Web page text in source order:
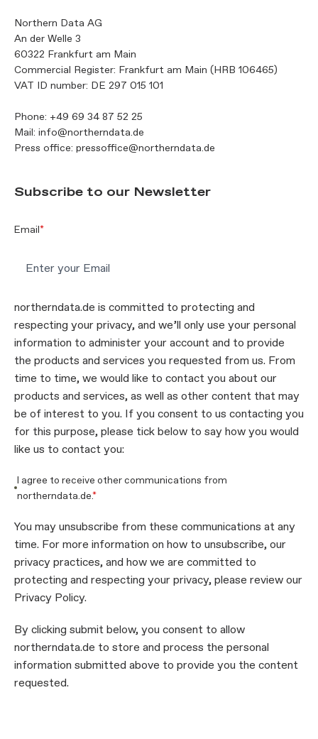
Northern Data AG
An der Welle 3
60322 Frankfurt am Main
Commercial Register: Frankfurt am Main (HRB 106465)
VAT ID number: DE 297 015 101
Phone: +49 69 34 87 52 25
Mail: info@northerndata.de
Press office: pressoffice@northerndata.de
Subscribe to our Newsletter
Email*
northerndata.de is committed to protecting and
respecting your privacy, and we’ll only use your personal
information to administer your account and to provide
the products and services you requested from us. From
time to time, we would like to contact you about our
products and services, as well as other content that may
be of interest to you. If you consent to us contacting you
for this purpose, please tick below to say how you would
like us to contact you:
I agree to receive other communications from
northerndata.de.*
You may unsubscribe from these communications at any
time. For more information on how to unsubscribe, our
privacy practices, and how we are committed to
protecting and respecting your privacy, please review our
Privacy Policy.
By clicking submit below, you consent to allow
northerndata.de to store and process the personal
information submitted above to provide you the content
requested.